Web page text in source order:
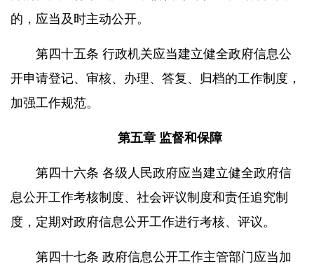
的，应当及时主动公开。
第四十五条 行政机关应当建立健全政府信息公
开申请登记、审核、办理、答复、归档的工作制度，
加强工作规范。
第五章 监督和保障
第四十六条 各级人民政府应当建立健全政府信
息公开工作考核制度、社会评议制度和责任追究制
度，定期对政府信息公开工作进行考核、评议。
第四十七条 政府信息公开工作主管部门应当加